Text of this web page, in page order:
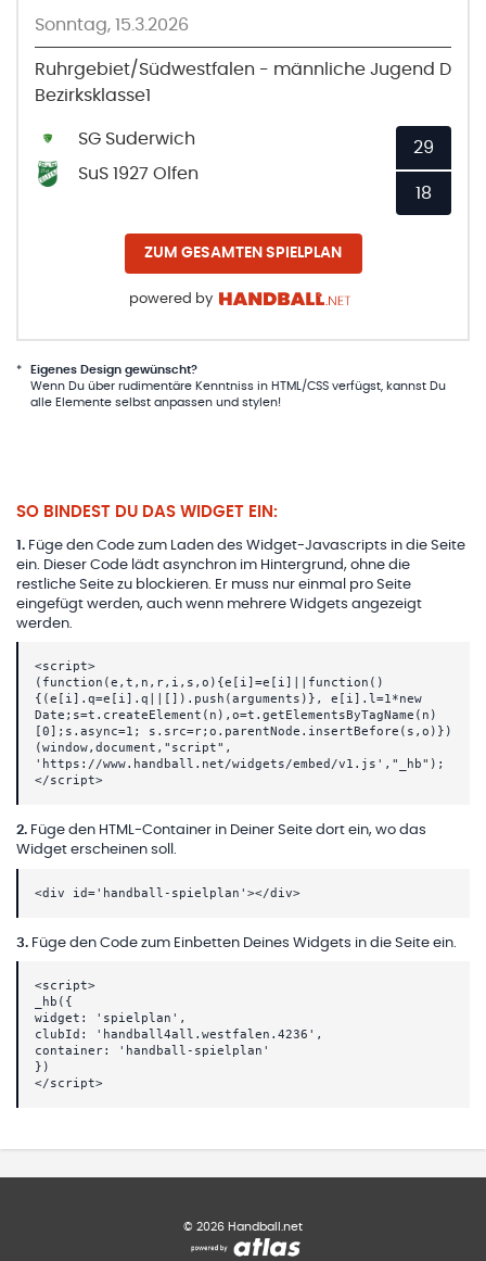
Sonntag, 15.3.2026
Ruhrgebiet/Südwestfalen - männliche Jugend D
Bezirksklasse1
SG Suderwich
SuS 1927 Olfen
29
18
ZUM GESAMTEN SPIELPLAN
powered by
*
Eigenes Design gewünscht?
Wenn Du über rudimentäre Kenntniss in HTML/CSS verfügst, kannst Du
alle Elemente selbst anpassen und stylen!
SO BINDEST DU DAS WIDGET EIN:
1 . Füge den Code zum Laden des Widget-Javascripts in die Seite
ein. Dieser Code lädt asynchron im Hintergrund, ohne die
restliche Seite zu blockieren. Er muss nur einmal pro Seite
eingefügt werden, auch wenn mehrere Widgets angezeigt
werden.
<script>
(function(e,t,n,r,i,s,o){e[i]=e[i]||function()
{(e[i].q=e[i].q||[]).push(arguments)}, e[i].l=1*new
Date;s=t.createElement(n),o=t.getElementsByTagName(n)
[0];s.async=1; s.src=r;o.parentNode.insertBefore(s,o)})
(window,document,"script",
'https://www.handball.net/widgets/embed/v1.js',"_hb");
</script>
2. Füge den HTML-Container in Deiner Seite dort ein, wo das
Widget erscheinen soll.
<div id='handball-spielplan'></div>
3. Füge den Code zum Einbetten Deines Widgets in die Seite ein.
<script>
_hb({
widget: 'spielplan',
clubId: 'handball4all.westfalen.4236',
container: 'handball-spielplan'
})
</script>
© 2026 Handball.net